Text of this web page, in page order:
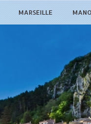
MARSEILLE